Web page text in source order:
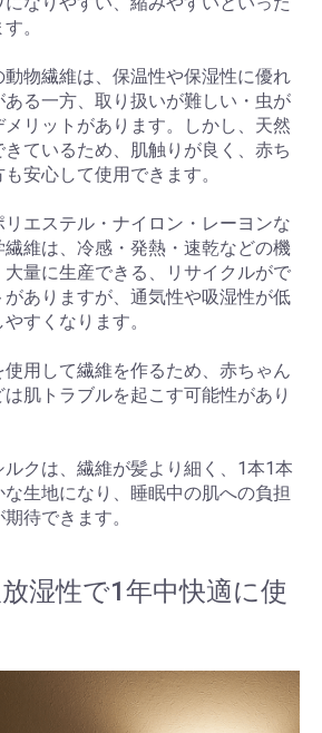
。
物繊維は、保温性や保湿性に優れ
る一方、取り扱いが難しい・虫が
リットがあります。しかし、天然
ているため、肌触りが良く、赤ち
安心して使用できます。
エステル・ナイロン・レーヨンな
維は、冷感・発熱・速乾などの機
量に生産できる、リサイクルがで
ありますが、通気性や吸湿性が低
すくなります。
用して繊維を作るため、赤ちゃん
肌トラブルを起こす可能性があり
クは、繊維が髪より細く、1本1本
生地になり、睡眠中の肌への負担
待できます。
湿性で1年中快適に使